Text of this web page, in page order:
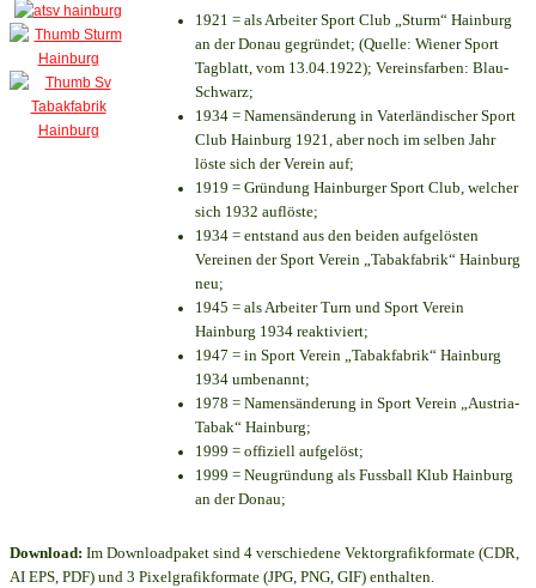
1921 = als Arbeiter Sport Club „Sturm“ Hainburg
an der Donau gegründet; (Quelle: Wiener Sport
Tagblatt, vom 13.04.1922); Vereinsfarben: Blau-
Schwarz;
1934 = Namensänderung in Vaterländischer Sport
Club Hainburg 1921, aber noch im selben Jahr
löste sich der Verein auf;
1919 = Gründung Hainburger Sport Club, welcher
sich 1932 auflöste;
1934 = entstand aus den beiden aufgelösten
Vereinen der Sport Verein „Tabakfabrik“ Hainburg
neu;
1945 = als Arbeiter Turn und Sport Verein
Hainburg 1934 reaktiviert;
1947 = in Sport Verein „Tabakfabrik“ Hainburg
1934 umbenannt;
1978 = Namensänderung in Sport Verein „Austria-
Tabak“ Hainburg;
1999 = offiziell aufgelöst;
1999 = Neugründung als Fussball Klub Hainburg
an der Donau;
Download: Im Downloadpaket sind 4 verschiedene Vektorgrafikformate (CDR,
AI EPS, PDF) und 3 Pixelgrafikformate (JPG, PNG, GIF) enthalten.